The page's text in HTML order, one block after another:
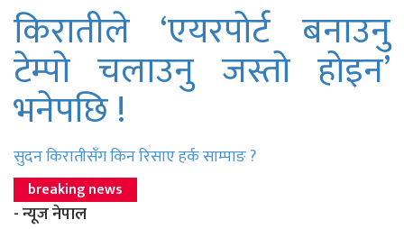
किरातीले ‘एयरपोर्ट बनाउनु
टेम्पो चलाउनु जस्तो होइन’
भनेपछि !
सुदन किरातीसँग किन रिसाए हर्क साम्पाङ ?
breaking news
- न्यूज नेपाल